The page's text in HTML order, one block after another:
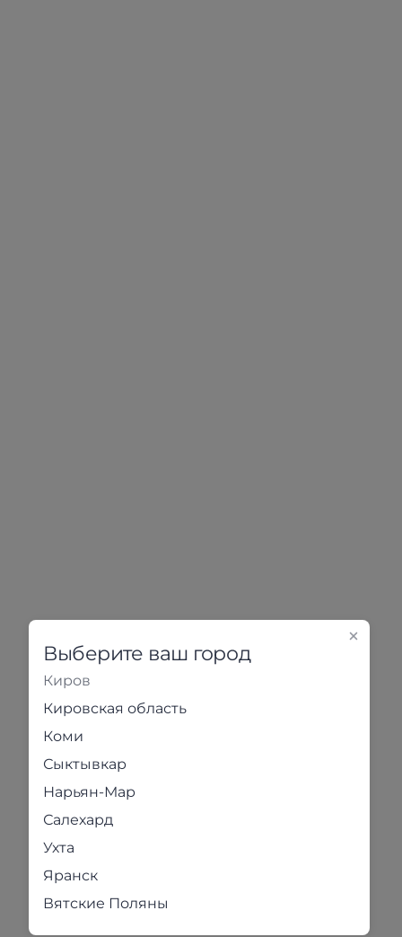
Выберите ваш город
Киров
Кировская область
Коми
Сыктывкар
Нарьян-Мар
Салехард
Ухта
Яранск
Вятские Поляны